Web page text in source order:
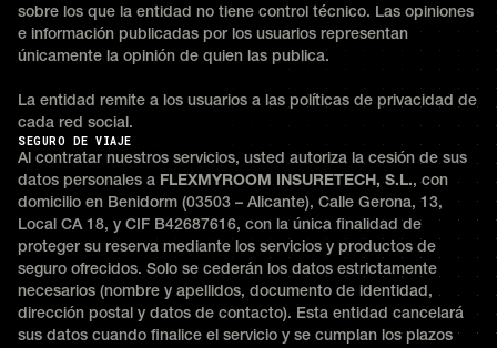
sobre los que la entidad no tiene control técnico. Las opiniones
e información publicadas por los usuarios representan
únicamente la opinión de quien las publica.
La entidad remite a los usuarios a las políticas de privacidad de
cada red social.
SEGURO DE VIAJE
Al contratar nuestros servicios, usted autoriza la cesión de sus
datos personales a FLEXMYROOM INSURETECH, S.L., con
domicilio en Benidorm (03503 – Alicante), Calle Gerona, 13,
Local CA 18, y CIF B42687616, con la única finalidad de
proteger su reserva mediante los servicios y productos de
seguro ofrecidos. Solo se cederán los datos estrictamente
necesarios (nombre y apellidos, documento de identidad,
dirección postal y datos de contacto). Esta entidad cancelará
sus datos cuando finalice el servicio y se cumplan los plazos